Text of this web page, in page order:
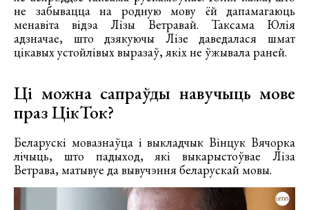
не забывацца на родную мову ёй дапамагаюць
менавіта відэа Лізы Ветравай. Таксама Юлія
адзначае, што дзякуючы Лізе даведалася шмат
цікавых устойлівых выразаў, якіх не ўжывала раней.
Ці можна сапраўды навучыць мове
праз ЦікТок?
Беларускі мовазнаўца і выкладчык Вінцук Вячорка
лічыць, што падыход, які выкарыстоўвае Ліза
Ветрава, матывуе да вывучэння беларускай мовы.